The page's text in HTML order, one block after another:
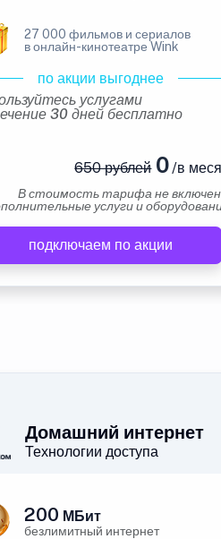
27 000 фильмов и сериалов
в онлайн-кинотеатре Wink
по акции выгоднее
услугами
30 дней бесплатно
650 рублей0/в
В стоимость тарифа не
услуги и
подключаем по акции
Домашний интернет
Технологии доступа
200 МБит
безлимитный интернет